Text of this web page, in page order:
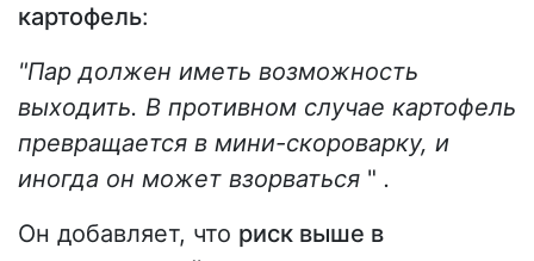
картофель:
"Пар должен иметь возможность
выходить. В противном случае картофель
превращается в мини-скороварку, и
иногда он может взорваться " .
Он добавляет, что риск выше в